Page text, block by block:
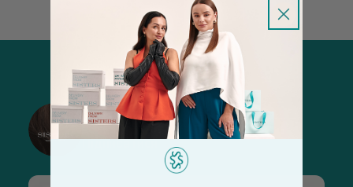
@sisters_stelmakh в Instagram
Підписатися